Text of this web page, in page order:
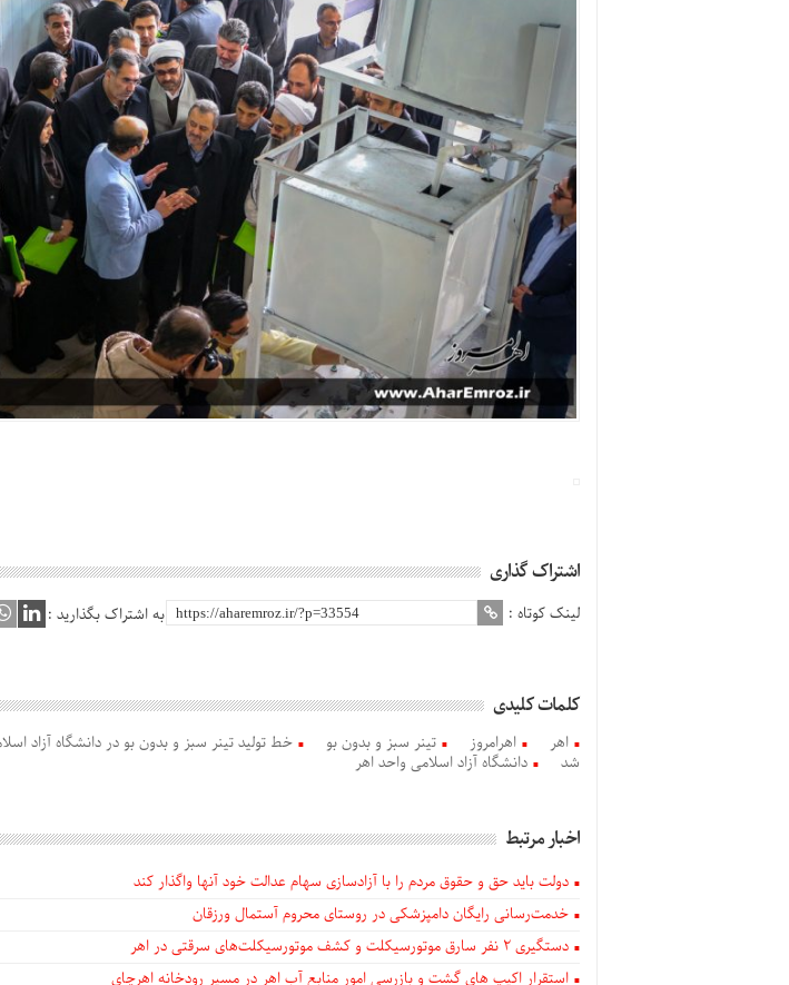
اشتراک گذاری
لینک کوتاه : به اشتراک بگذارید :
کلمات کلیدی
اهر اهرامروز تینر سبز و بدون بو
خط تولید تینر سبز و بدون بو در دانشگاه آزاد
شد
دانشگاه آزاد اسلامی واحد اهر
اخبار مرتبط
دولت باید حق و حقوق مردم را با آزادسازی سهام عدالت خود آنها واگذار کند
خدمت‌رسانی رایگان دامپزشکی در روستای محروم آستمال ورزقان
دستگيری ۲ نفر سارق موتورسیکلت و کشف موتورسیکلت‌های سرقتی در اهر
استقرار اکیپ های گشت و بازرسی امور منابع آب اهر در مسیر رودخانه اهرچای